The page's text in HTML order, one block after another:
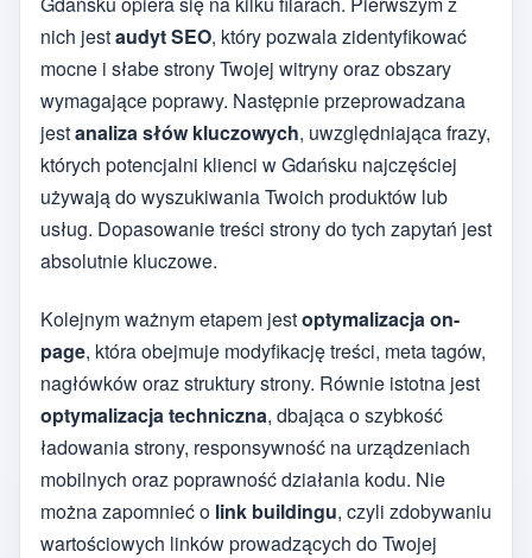
nich jestaudyt SEO, który pozwala zidentyfikować
mocne i słabe strony Twojej witryny oraz obszary
wymagające poprawy. Następnie przeprowadzana
jestanaliza słów kluczowych, uwzględniająca frazy,
których potencjalni klienci w Gdańsku najczęściej
używają do wyszukiwania Twoich produktów lub
usług. Dopasowanie treści strony do tych zapytań jest
absolutnie kluczowe.
Kolejnym ważnym etapem jestoptymalizacja on-
page, która obejmuje modyfikację treści, meta tagów,
nagłówków oraz struktury strony. Równie istotna jest
optymalizacja techniczna, dbająca o szybkość
ładowania strony, responsywność na urządzeniach
mobilnych oraz poprawność działania kodu. Nie
można zapomnieć o link buildingu, czyli zdobywaniu
wartościowych linków prowadzących do Twojej